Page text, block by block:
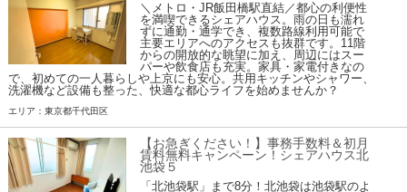
＼メトロ・JR飯田橋駅直結／都心の利便性
を満喫できるシェアハウス。雨の日も濡れ
ずに通勤・通学でき、複数路線利用可能で
主要エリアへのアクセスも抜群です。11階
からの開放的な眺望に加え、周辺にはスー
パーや飲食店も充実。家具・家電付きなの
で、初めての一人暮らしや上京にも安心。共用キッチンやシャワー、
洗濯機など設備も整った、快適な都心ライフを始めませんか？
エリア：東京都千代田区
【お急ぎください！】事務手数料＆初月
賃料無料キャンペーン！シェアハウス北
池袋５
「北池袋駅」まで8分！北池袋は池袋駅のよ